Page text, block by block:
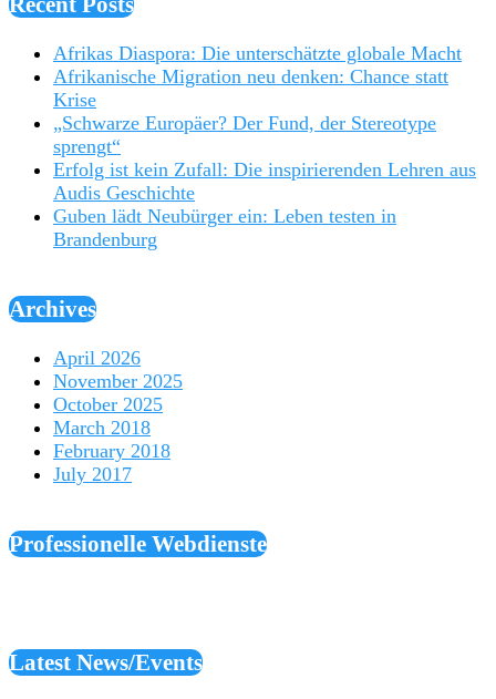
Afrikas Diaspora: Die unterschätzte globale Macht
Afrikanische Migration neu denken: Chance statt
Krise
„Schwarze Europäer? Der Fund, der Stereotype
sprengt“
Erfolg ist kein Zufall: Die inspirierenden Lehren aus
Audis Geschichte
Guben lädt Neubürger ein: Leben testen in
Brandenburg
Archives
April 2026
November 2025
October 2025
March 2018
February 2018
July 2017
Professionelle Webdienste
Latest News/Events